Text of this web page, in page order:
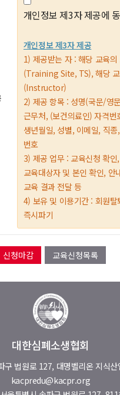
개인정보 제3자 제공에
개인정보 제3자 제공
1) 제공받는 자 : 해당 교육의
(Training Site, TS), 해당
(Instructor)
2) 제공 항목 : 성명(국문/영
근무처, (보건의료인) 자격번
생년월일, 성별, 이메일, 직종
번호
3) 제공 업무 : 교육신청 확인,
교육대상자 및 본인 확인, 안
교육 결과 전달 등
4) 보유 및 이용기간 : 회원탈
즉시파기
교육신청목록
대한심폐소생협회
구 법원로 127, 대명벨리온 지식
kacpredu@kacpr.org